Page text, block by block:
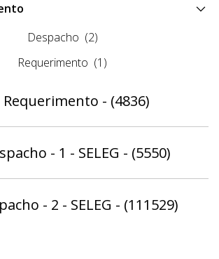
Despacho (2)
Requerimento (1)
Requerimento - (4836)
- 1 - SELEG - (5550)
- 2 - SELEG - (111529)